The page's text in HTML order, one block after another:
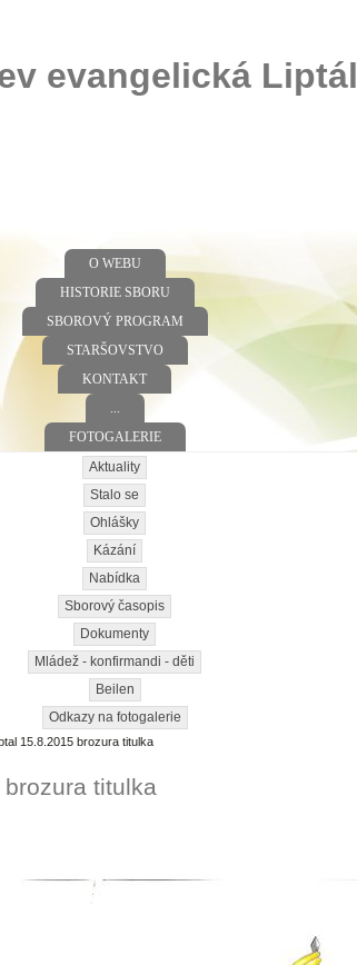
evangelická Liptál
O WEBU
HISTORIE SBORU
SBOROVÝ PROGRAM
STARŠOVSTVO
KONTAKT
FOTOGALERIE
Aktuality
Stalo se
Ohlášky
Kázání
Nabídka
Sborový časopis
Dokumenty
Mládež - konfirmandi - děti
Beilen
Odkazy na fotogalerie
15.8.2015 brozura titulka
titulka